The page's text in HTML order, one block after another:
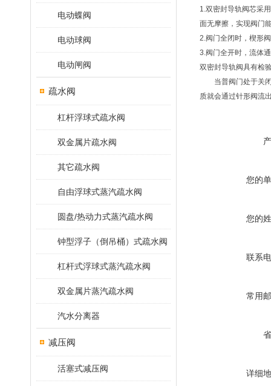
电动蝶阀
电动球阀
电动闸阀
疏水阀
杠杆浮球式疏水阀
双金属片疏水阀
其它疏水阀
自由浮球式蒸汽疏水阀
圆盘/热动力式蒸汽疏水阀
钟型浮子（倒吊桶）式疏水阀
杠杆式浮球式蒸汽疏水阀
双金属片蒸汽疏水阀
汽水分离器
减压阀
活塞式减压阀
1.双密封导轨阀芯采
面无摩擦，实现阀门
2.阀门全闭时，楔形
3.阀门全开时，流体
双密封导轨阀具有检
当普阀门处于关闭
质就会通过针形阀流
您的
您的
联系
常用
详细